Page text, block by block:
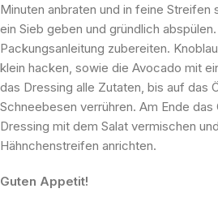
Minuten anbraten und in feine Streifen
ein Sieb geben und gründlich
Packungsanleitung zubereiten.
klein hacken, sowie die Avocado mit
das Dressing alle Zutaten, bis auf das
Schneebesen verrühren. Am Ende das
Dressing mit dem Salat vermischen
Hähnchenstreifen anrichten.
Guten Appetit!